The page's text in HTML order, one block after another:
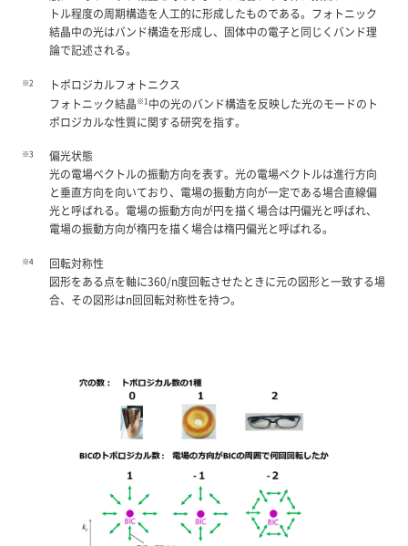
トル程度の周期構造を人工的に形成したものである。フォトニック
結晶中の光はバンド構造を形成し、固体中の電子と同じくバンド理
論で記述される。
※2
トポロジカルフォトニクス
フォトニック結晶※1 中の光のバンド構造を反映した光のモードのト
ポロジカルな性質に関する研究を指す。
※3
偏光状態
光の電場ベクトルの振動方向を表す。光の電場ベクトルは進行方向
と垂直方向を向いており、電場の振動方向が一定である場合直線偏
光と呼ばれる。電場の振動方向が円を描く場合は円偏光と呼ばれ、
電場の振動方向が楕円を描く場合は楕円偏光と呼ばれる。
※4
回転対称性
図形をある点を軸に360/n度回転させたときに元の図形と一致する場
合、その図形はn回回転対称性を持つ。